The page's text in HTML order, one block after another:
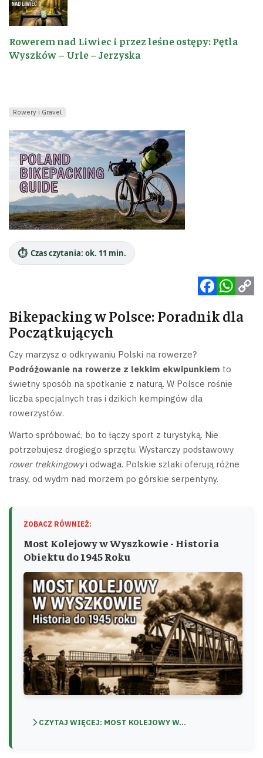
Rowerem nad Liwiec i przez leśne ostępy: Pętla
Wyszków – Urle – Jerzyska
Rowery i Gravel
⏱️ Czas czytania: ok. 11 min.
Link
Bikepacking w Polsce: Poradnik dla
Początkujących
Czy marzysz o odkrywaniu Polski na rowerze?
Podróżowanie na rowerze z lekkim ekwipunkiem to
świetny sposób na spotkanie z naturą. W Polsce rośnie
liczba specjalnych tras i dzikich kempingów dla
rowerzystów.
Warto spróbować, bo to łączy sport z turystyką. Nie
potrzebujesz drogiego sprzętu. Wystarczy podstawowy
rower trekkingowyi odwaga. Polskie szlaki oferują różne
trasy, od wydm nad morzem po górskie serpentyny.
ZOBACZ RÓWNIEŻ:
Most Kolejowy w Wyszkowie - Historia
Obiektu do 1945 Roku
CZYTAJ WIĘCEJ: MOST KOLEJOWY W...